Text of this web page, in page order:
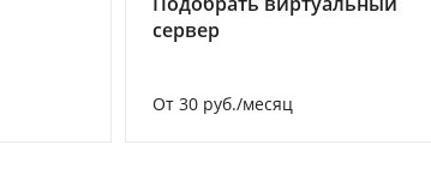
сервер
От 30 руб./месяц